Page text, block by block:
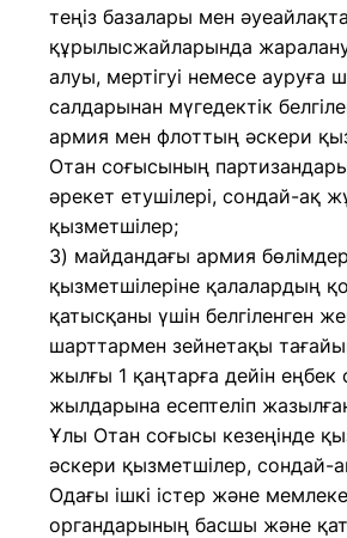
теңіз базалары мен
құрылысжайларында
алуы, мертігуі немесе ауруға
салдарынан мүгедектік
армия мен флоттың әскери
Отан соғысының
әрекет етушілері, сондай-ақ
қызметшілер;
3) майдандағы армия
қызметшілеріне қалалардың
қатысқаны үшін белгiленген
шарттармен зейнетақы
жылғы 1 қаңтарға дейiн еңбек
жылдарына есептеліп
Ұлы Отан соғысы кезеңінде
әскери қызметшiлер, сондай-
Одағы iшкi iстер және
органдарының басшы және